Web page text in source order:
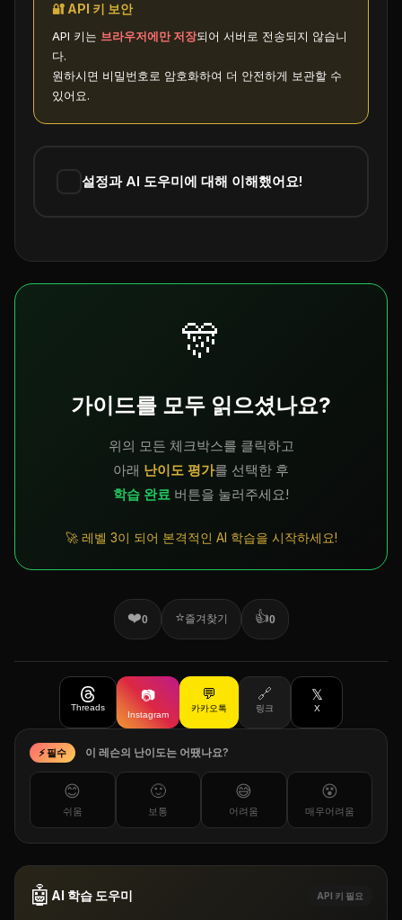
🔐 API 키 보안
API 키는 브라우저에만 저장되어 서버로 전송되지 않습니
다.
원하시면 비밀번호로 암호화하여 더 안전하게 보관할 수
있어요.
설정과 AI 도우미에 대해 이해했어요!
🎊
가이드를 모두 읽으셨나요?
위의 모든 체크박스를 클릭하고
아래 난이도 평가를 선택한 후
학습 완료 버튼을 눌러주세요!
🚀 레벨 3이 되어 본격적인 AI 학습을 시작하세요!
❤️0 ⭐즐겨찾기 👍0
Threads
📷
Instagram
💬
카카오톡
🔗
링크
𝕏
X
⚡ 필수 이 레슨의 난이도는 어땠나요?
😊
쉬움
🙂
보통
😅
어려움
😵
매우어려움
🤖 AI 학습 도우미 API 키 필요